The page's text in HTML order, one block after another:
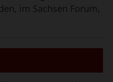
im Sachsen Forum,